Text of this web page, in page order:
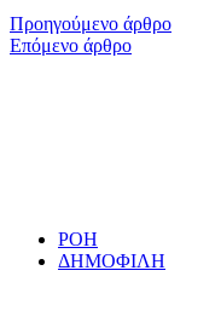
Προηγούμενο άρθρο
Επόμενο άρθρο
ΡΟΗ
ΔΗΜΟΦΙΛΗ